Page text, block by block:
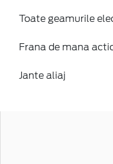
Toate geamurile
Frana de mana
Jante aliaj